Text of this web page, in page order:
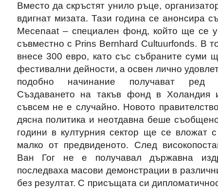
Вместо да скръстят унило ръце,
вдигнат мизата. Тази година се анонсира
Mecenaat – специален фонд, който ще се
съвместно с Prins Bernhard Cultuurfonds. В
внесе 300 евро, като със събраните суми
фестивални дейности, а освен лично
подобно начинание получават ред
Създаването на такъв фонд в Холандия
съвсем не е случайно. Новото
дясна политика и неотдавна беше
години в културния сектор ще се вложат
малко от предвиденото. След
Ван Гог не е получавал държавна
последваха масови демонстрации в
без резултат. С присъщата си